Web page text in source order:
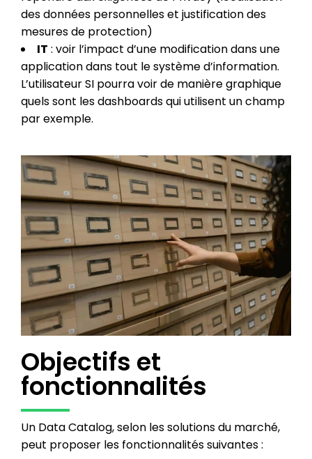
des données personnelles et justification des
mesures de protection)
IT : voir l’impact d’une modification dans une
application dans tout le système d’information.
L’utilisateur SI pourra voir de manière graphique
quels sont les dashboards qui utilisent un champ
par exemple.
Objectifs et
fonctionnalités
Un Data Catalog, selon les solutions du marché,
peut proposer les fonctionnalités suivantes :